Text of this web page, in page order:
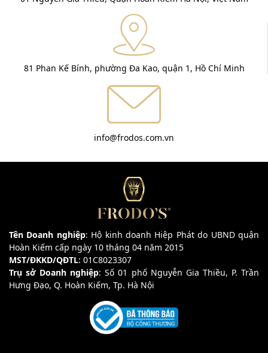
81 Phan Kế Bính, phường Đa Kao, quận 1, Hồ Chí Minh
info@frodos.com.vn
Tên Doanh nghiệp: Hộ kinh doanh Hiệp Phát do UBND quận
Hoàn Kiếm cấp ngày 10 tháng 04 năm 2015
MST/ĐKKD/QĐTL: 01C8023307
Trụ sở Doanh nghiệp: Số 01 phố Nguyễn Gia Thiều, P. Trần
Hưng Đạo, Q. Hoàn Kiếm, Tp. Hà Nội